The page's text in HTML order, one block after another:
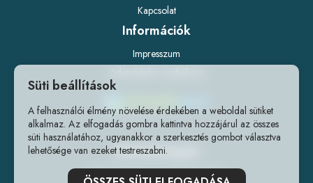
Süti beállítások
A felhasználói élmény növelése érdekében a weboldal sütiket
alkalmaz. Az elfogadás gombra kattintva hozzájárul az összes
süti használatához, ugyanakkor a szerkesztés gombot választva
lehetősége van ezeket testreszabni.
Kapcsolat
Információk
Impresszum
Elérhetőségek
1141 Budapest, Fogarasi út 218.